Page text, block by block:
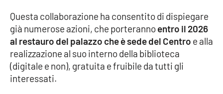
LaC TV
LaC Network
LaC OnAir
Questa collaborazione ha consentito di dispiegare
già numerose azioni, che porterannoentro il 2026
al restauro del palazzo che è sede del Centro e alla
realizzazione al suo interno della biblioteca
(digitale e non), gratuita e fruibile da tutti gli
interessati.